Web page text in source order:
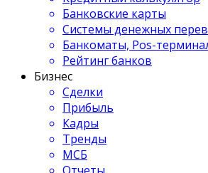
Банковские карты
Системы денежных
Банкоматы, Pos-
Рейтинг банков
Бизнес
Сделки
Прибыль
Кадры
Тренды
МСБ